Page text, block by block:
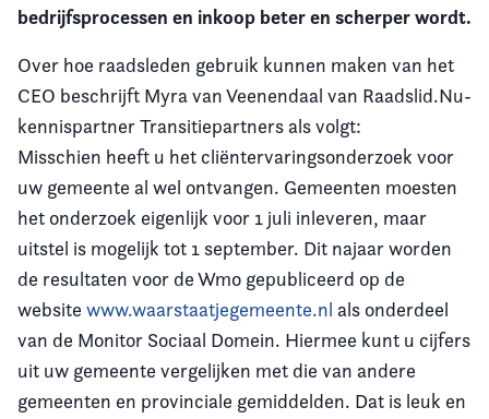
bedrijfsprocessen en inkoop beter en scherper wordt.
Over hoe raadsleden gebruik kunnen maken van het
CEO beschrijft Myra van Veenendaal van Raadslid.Nu-
kennispartner Transitiepartners als volgt:
Misschien heeft u het cliëntervaringsonderzoek voor
uw gemeente al wel ontvangen. Gemeenten moesten
het onderzoek eigenlijk voor 1 juli inleveren, maar
uitstel is mogelijk tot 1 september. Dit najaar worden
de resultaten voor de Wmo gepubliceerd op de
website www.waarstaatjegemeente.nl als onderdeel
van de Monitor Sociaal Domein. Hiermee kunt u cijfers
uit uw gemeente vergelijken met die van andere
gemeenten en provinciale gemiddelden. Dat is leuk en